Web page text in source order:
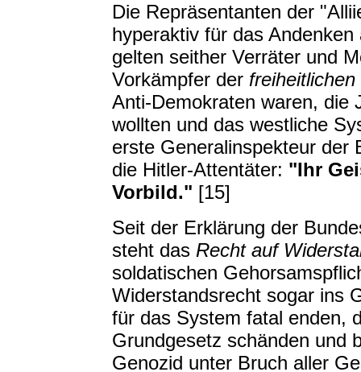
Die Repräsentanten der
hyperaktiv für das
gelten seither Verräter und
Vorkämpfer der
Anti-Demokraten waren, die
wollten und das westliche
erste Generalinspekteur der
die Hitler-Attentäter: "Ihr
Vorbild." [15]
Seit der Erklärung der
steht das Recht auf
soldatischen
Widerstandsrecht sogar ins
für das System fatal enden,
Grundgesetz schänden und
Genozid unter Bruch aller